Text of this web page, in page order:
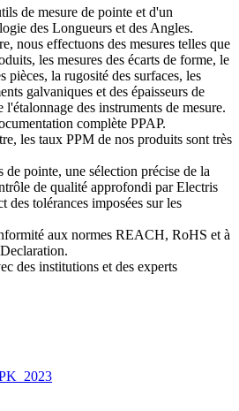
de mesure de pointe et d'un
des Longueurs et des Angles.
nous effectuons des mesures telles que
les mesures des écarts de forme, le
pièces, la rugosité des surfaces, les
galvaniques et des épaisseurs de
l'étalonnage des instruments de mesure.
complète PPAP.
les taux PPM de nos produits sont très
de pointe, une sélection précise de la
de qualité approfondi par Electris
des tolérances imposées sur les
aux normes REACH, RoHS et à
des institutions et des experts